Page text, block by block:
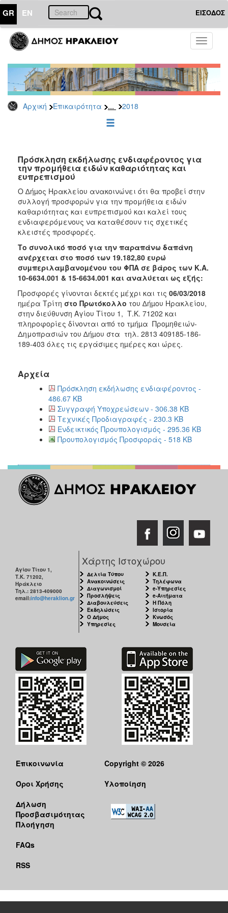
GR EN ΕΙΣΟΔΟΣ
Toggle
Αρχική Επικαιρότητα ... 2018
ΕΠΙΚΑΙΡΟΤΗΤΑ
-
Δημοπρασίες
Αρχείο
2026
2022
2020
2019
2018
2017
2016
2015
2013
ΔΗΜΟΤΗΣ
Πρόσκληση εκδήλωσης ενδιαφέροντος για
την προμήθεια ειδών καθαριότητας και
ευπρεπισμού
Ο ∆ήµος Ηρακλείου ανακοινώνει ότι θα προβεί στην
συλλογή προσφορών για την προμήθεια ειδών
καθαριότητας και ευπρεπισμού και καλεί τους
ενδιαφερόμενους να καταθέσουν τις σχετικές
κλειστές προσφορές.
Το συνολικό ποσό για την παραπάνω δαπάνη
ανέρχεται στο ποσό των 19.182,80 ευρώ
συµπεριλαµβανοµένου του ΦΠΑ σε βάρος των Κ.Α.
10-6634.001 & 15-6634.001 και αναλύεται ως εξής:
Προσφορές γίνονται δεκτές µέχρι και τις 06/03/2018
ηµέρα Τρίτη στο Πρωτόκολλο του ∆ήµου Ηρακλείου,
στην διεύθυνση Αγίου Τίτου 1, Τ.Κ. 71202 και
πληροφορίες δίνονται από το τµήµα Προµηθειών-
Δημοπρασιών του ∆ήµου στα τηλ. 2813 409185-186-
189-403 όλες τις εργάσιµες ηµέρες και ώρες.
Αρχεία
Πρόσκληση εκδήλωσης ενδιαφέροντος -
486.67 KB
Συγγραφή Υποχρεώσεων - 306.38 KB
Τεχνικές Προδιαγραφές - 230.3 KB
Ενδεικτικός Προυπολογισμός - 295.36 KB
Προυπολογισμός Προσφοράς - 518 KB
Αγίου Τίτου 1,
Τ.Κ. 71202,
Ηράκλειο
Τηλ.: 2813-409000
email:info@heraklion.gr
Χάρτης Ιστοχώρου
Δελτία Τύπου
Ανακοινώσεις
Διαγωνισμοί
Προσλήψεις
Διαβουλεύσεις
Εκδηλώσεις
Ο Δήμος
Υπηρεσίες
Κ.Ε.Π.
Τηλέφωνα
e-Υπηρεσίες
e-Αιτήματα
Η Πόλη
Ιστορία
Κνωσός
Μουσεία
Επικοινωνία
Όροι Χρήσης
Δήλωση
Προσβασιμότητας
Πλοήγηση
FAQs
RSS
Copyright © 2026
Υλοποίηση